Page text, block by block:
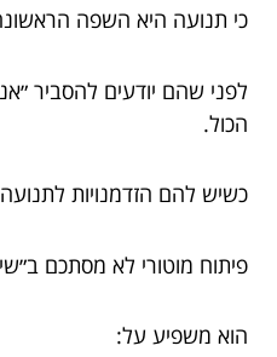
כי תנועה היא השפה
לפני שהם יודעים להסביר
הכול.
כשיש להם הזדמנויות
פיתוח מוטורי לא מסתכם
הוא משפיע על: